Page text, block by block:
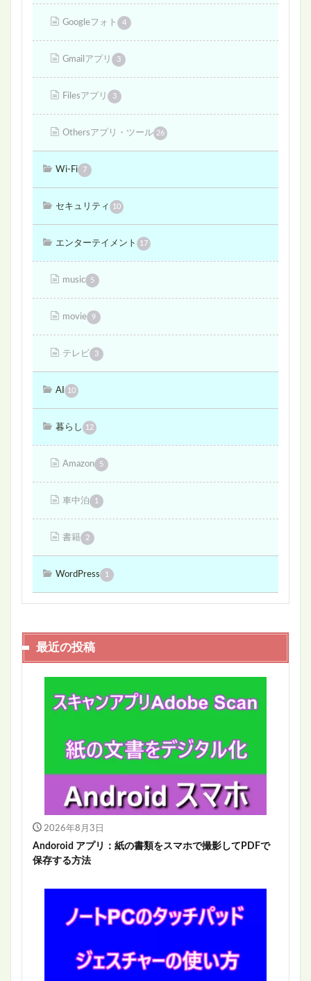
Googleフォト 4
Gmailアプリ 3
Filesアプリ 3
Othersアプリ・ツール 26
Wi-Fi 7
セキュリティ 10
エンターテイメント 17
music 5
movie 9
テレビ 3
AI 10
暮らし 12
Amazon 5
車中泊 1
書籍 2
WordPress 1
最近の投稿
2026年8月3日
Andoroid アプリ：紙の書類をスマホで撮影してPDFで
保存する方法